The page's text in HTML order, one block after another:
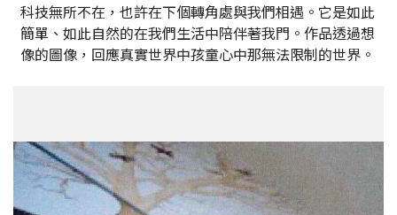
科技無所不在，也許在下個轉角處與我們相遇。它是如此
簡單、如此自然的在我們生活中陪伴著我門。作品透過想
像的圖像，回應真實世界中孩童心中那無法限制的世界。